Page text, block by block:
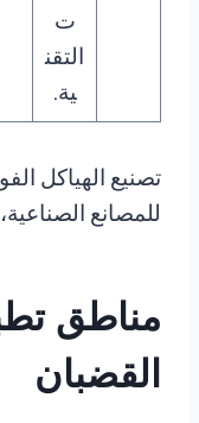
ت
التقن
ية.
تصنيع الهياكل
للمصانع
مناطق
القضبان